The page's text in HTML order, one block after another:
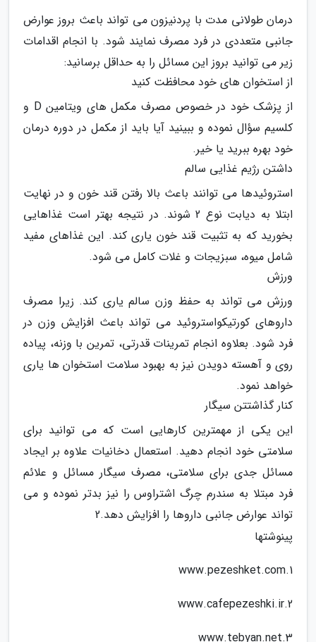
درمان طولانی مدت با پردنیزون می تواند باعث بروز عوارض
جانبی متعددی در فرد مصرف نمایند شود. با انجام اقدامات
زیر می توانید بروز این مسائل را به حداقل برسانید:
از استخوان های خود محافظت کنید
از پزشک خود در خصوص مصرف مکمل های ویتامین D و
کلسیم سؤال نموده و ببینید آیا باید از مکمل در دوره درمان
خود بهره ببرید یا خیر.
داشتن رژیم غذایی سالم
استروئیدها می توانند باعث بالا رفتن قند خون و در نهایت
ابتلا به دیابت نوع 2 شوند. در نتیجه بهتر است غذاهایی
بخورید که به تثبیت قند خون یاری کند. این غذاهای مفید
شامل میوه، سبزیجات و غلات کامل می شود.
ورزش
ورزش می تواند به حفظ وزن سالم یاری کند. زیرا مصرف
داروهای کورتیکواستروئید می تواند باعث افزایش وزن در
فرد شود. بعلاوه انجام تمرینات قدرتی، تمرین با وزنه، پیاده
روی و آهسته دویدن نیز به بهبود سلامت استخوان ها یاری
خواهد نمود.
کنار گذاشتتن سیگار
این یکی از مهمترین کارهایی است که می توانید برای
سلامتی خود انجام دهید. استعمال دخانیات علاوه بر ایجاد
مسائل جدی برای سلامتی، مصرف سیگار مسائل و علائم
فرد مبتلا به سندرم چرگ اشتراوس را نیز بدتر نموده و می
تواند عوارض جانبی داروها را افزایش دهد.2
پینوشتها
1.www.pezeshket.com
2.www.cafepezeshki.ir
3.www.tebyan.net